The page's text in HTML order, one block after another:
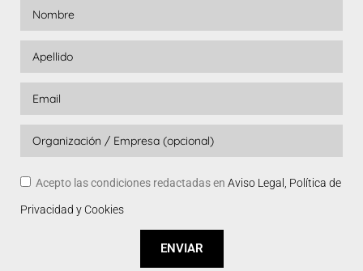
Acepto las condiciones redactadas en Aviso Legal, Política de
Privacidad y Cookies
ENVIAR